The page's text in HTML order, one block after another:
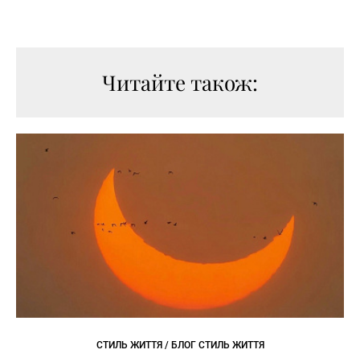
Читайте також:
СТИЛЬ ЖИТТЯ / БЛОГ СТИЛЬ ЖИТТЯ